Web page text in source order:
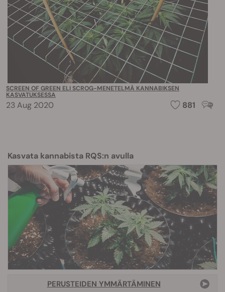
SCREEN OF GREEN ELI SCROG-MENETELMÄ KANNABIKSEN
KASVATUKSESSA
23 Aug 2020 881
Kasvata kannabista RQS:n avulla
PERUSTEIDEN YMMÄRTÄMINEN